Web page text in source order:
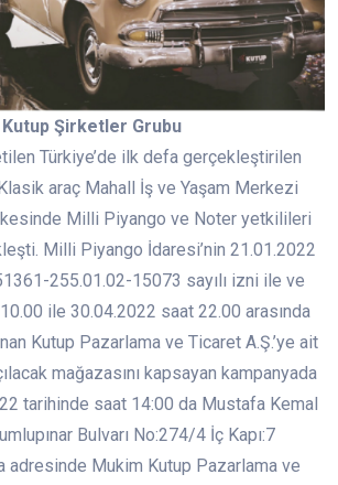
Kutup Şirketler Grubu
Türkiye’de ilk defa gerçekleştirilen
araç Mahall İş ve Yaşam Merkezi
Milli Piyango ve Noter yetkilileri
Milli Piyango İdaresi’nin 21.01.2022
255.01.02-15073 sayılı izni ile ve
ile 30.04.2022 saat 22.00 arasında
Kutup Pazarlama ve Ticaret A.Ş.’ye ait
mağazasını kapsayan kampanyada
tarihinde saat 14:00 da Mustafa Kemal
Bulvarı No:274/4 İç Kapı:7
adresinde Mukim Kutup Pazarlama ve